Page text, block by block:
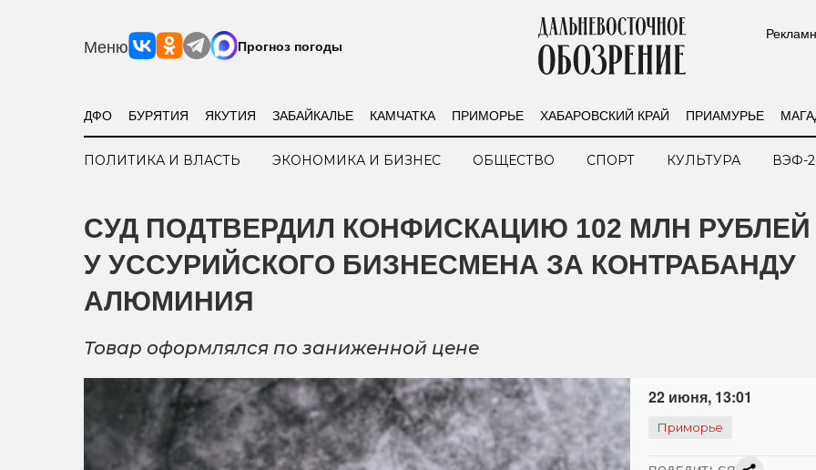
Меню Прогноз погоды
ДФО БУРЯТИЯ ЯКУТИЯ ЗАБАЙКАЛЬЕ КАМЧАТКА ПРИМОРЬЕ ХАБАРОВСКИЙ КРАЙ ПРИАМУРЬЕ
ПОЛИТИКА И ВЛАСТЬ ЭКОНОМИКА И БИЗНЕС ОБЩЕСТВО СПОРТ КУЛЬТУРА ВЭФ-
СУД ПОДТВЕРДИЛ КОНФИСКАЦИЮ 102 МЛН РУБЛЕЙ
У УССУРИЙСКОГО БИЗНЕСМЕНА ЗА КОНТРАБАНДУ
АЛЮМИНИЯ
Товар оформлялся по заниженной цене
22 июня, 13:01
Приморье